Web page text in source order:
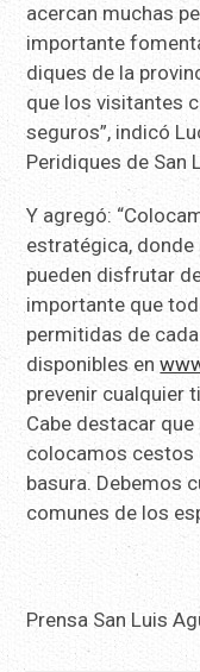
acercan muchas
importante
diques de la
que los visitantes
seguros”, indicó
Peridiques de San
Y agregó:
estratégica,
pueden disfrutar
importante que
permitidas de
disponibles en
prevenir cualquier
Cabe destacar
colocamos cestos
basura. Debemos
comunes de los
Prensa San Luis